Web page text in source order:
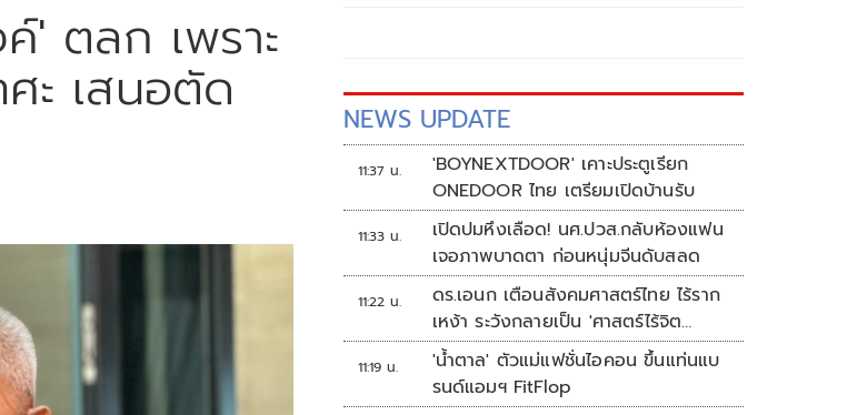
' ตลก เพราะ
ศะ เสนอตัด NEWS UPDATE
11:37 น.
'BOYNEXTDOOR' เคาะประตูเรียก
ONEDOOR ไทย เตรียมเปิดบ้านรับ
11:33 น.
เปิดปมหึงเลือด! นศ.ปวส.กลับห้องแฟน
เจอภาพบาดตา ก่อนหนุ่มจีนดับสลด
11:22 น.
ดร.เอนก เตือนสังคมศาสตร์ไทย ไร้ราก
เหง้า ระวังกลายเป็น 'ศาสตร์ไร้จิต
วิญญาณ'
11:19 น.
'น้ำตาล' ตัวแม่แฟชั่นไอคอน ขึ้นแท่นแบ
รนด์แอมฯ FitFlop